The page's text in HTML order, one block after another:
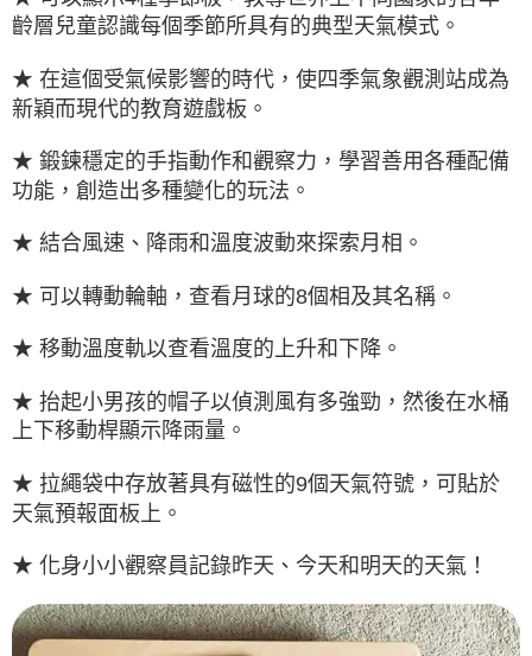
齡層兒童認識每個季節所具有的典型天氣模式。
★ 在這個受氣候影響的時代，使四季氣象觀測站成為
新穎而現代的教育遊戲板。
★ 鍛鍊穩定的手指動作和觀察力，學習善用各種配備
功能，創造出多種變化的玩法。
★ 結合風速、降雨和溫度波動來探索月相。
★ 可以轉動輪軸，查看月球的8個相及其名稱。
★ 移動溫度軌以查看溫度的上升和下降。
★ 抬起小男孩的帽子以偵測風有多強勁，然後在水桶
上下移動桿顯示降雨量。
★ 拉繩袋中存放著具有磁性的9個天氣符號，可貼於
天氣預報面板上。
★ 化身小小觀察員記錄昨天、今天和明天的天氣！